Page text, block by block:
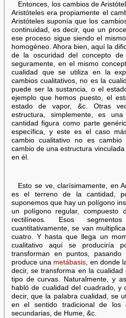
Entonces, los cambios de
Aristóteles era propiamente el
Aristóteles suponía que los
continuidad, es decir, que un
ese proceso sigue siendo el
homogéneo. Ahora bien, aquí la
de la oscuridad del concepto de
seguramente, en el mismo
cualidad que se utiliza en la
cambios cualitativos, no es la
puede ser la sustancia, o el
ejemplo que hemos puesto, el
estado de vapor, &c. Otras
estructura, simplemente, es
cantidad figura como parte
específica, y este es el caso
cambio cualitativo no es
cambio de una estructura
en él.
Esto se ve, clarísimamente, en
es el terreno de la cantidad,
suponemos que hay un polígono
un polígono regular, compuesto
rectilíneos. Esos
cuantitativamente, se van
cuatro. Y hasta que llega un
cualitativo aquí se produciría
transforman en puntos,
produce una metábasis, en donde
decir, se transforma en la
tipo de curvas. Naturalmente, y
habló de cualidad del cuadrado, y
decir, que la palabra cualidad, se
en el sentido tradicional de los
secundarias, de Hume, &c.